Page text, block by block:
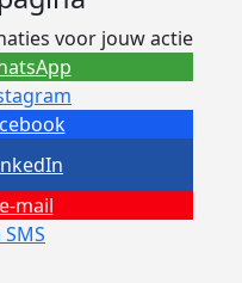
voor jouw actie
mail